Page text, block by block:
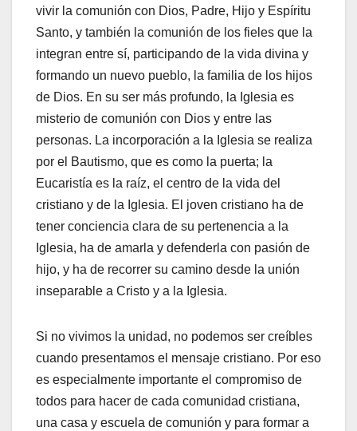
vivir la comunión con Dios, Padre, Hijo y Espíritu
Santo, y también la comunión de los fieles que la
integran entre sí, participando de la vida divina y
formando un nuevo pueblo, la familia de los hijos
de Dios. En su ser más profundo, la Iglesia es
misterio de comunión con Dios y entre las
personas. La incorporación a la Iglesia se realiza
por el Bautismo, que es como la puerta; la
Eucaristía es la raíz, el centro de la vida del
cristiano y de la Iglesia. El joven cristiano ha de
tener conciencia clara de su pertenencia a la
Iglesia, ha de amarla y defenderla con pasión de
hijo, y ha de recorrer su camino desde la unión
inseparable a Cristo y a la Iglesia.
Si no vivimos la unidad, no podemos ser creíbles
cuando presentamos el mensaje cristiano. Por eso
es especialmente importante el compromiso de
todos para hacer de cada comunidad cristiana,
una casa y escuela de comunión y para formar a